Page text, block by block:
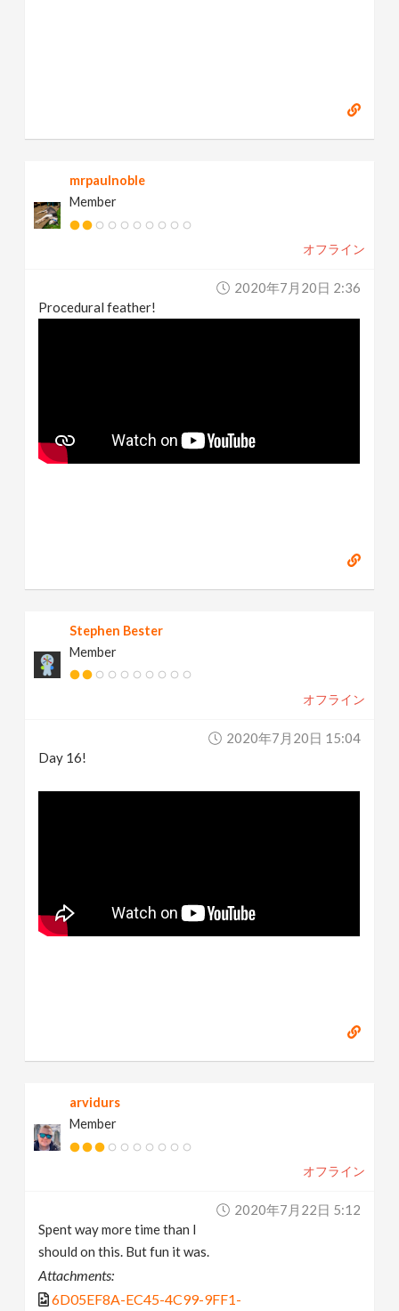
mrpaulnoble
Member
オフライン
2020年7月20日 2:36
Procedural feather!
Stephen Bester
Member
オフライン
2020年7月20日 15:04
Day 16!
arvidurs
Member
オフライン
2020年7月22日 5:12
Spent way more time than I
should on this. But fun it was.
Attachments:
6D05EF8A-EC45-4C99-9FF1-